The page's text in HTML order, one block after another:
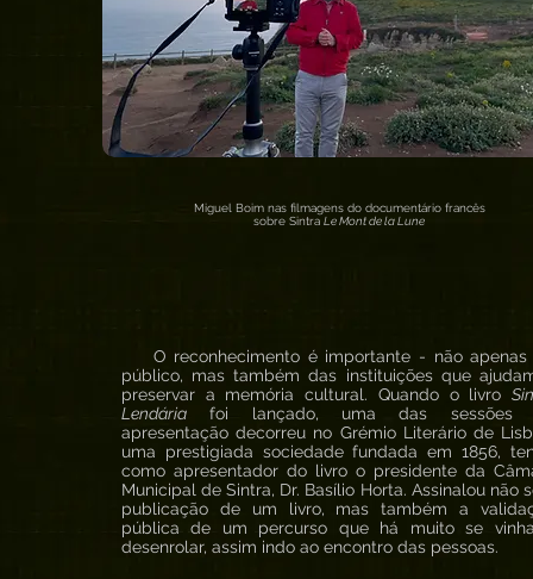
Miguel Boim nas filmagens do documentário francês
sobre Sintra Le Mont de la Lune
O reconhecimento é importante - não apenas
público, mas também das instituições que
preservar a memória cultural. Quando o livro
Lendária foi lançado, uma das sessões
apresentação decorreu no Grémio Literário de
uma prestigiada sociedade fundada em 1856,
como apresentador do livro o presidente da
Municipal de Sintra, Dr. Basílio Horta. Assinalou não
publicação de um livro, mas também a
pública de um percurso que há muito se
desenrolar, assim indo ao encontro das pessoas.